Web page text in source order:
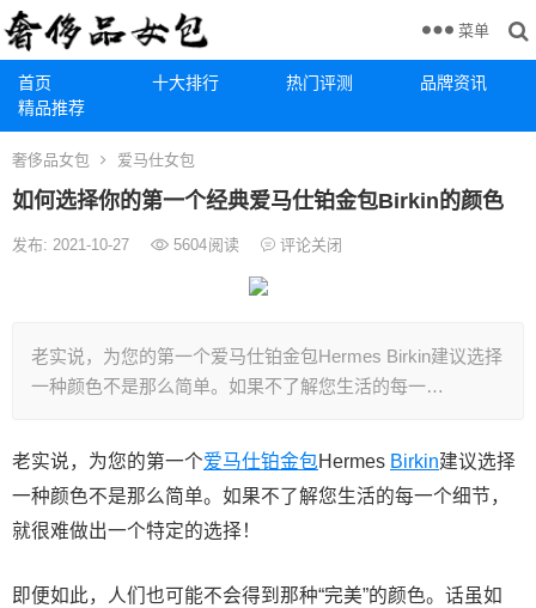
首页 十大排行 热门评测
品牌资讯
精品推荐
菜单
奢侈品女包 爱马仕女包
如何选择你的第一个经典爱马仕铂金包Birkin的颜色
发布: 2021-10-27 5604阅读 评论关闭
老实说，为您的第一个爱马仕铂金包Hermes Birkin建议选择
一种颜色不是那么简单。如果不了解您生活的每一…
老实说，为您的第一个爱马仕铂金包Hermes Birkin建议选择
一种颜色不是那么简单。如果不了解您生活的每一个细节，
就很难做出一个特定的选择！
即便如此，人们也可能不会得到那种“完美”的颜色。话虽如